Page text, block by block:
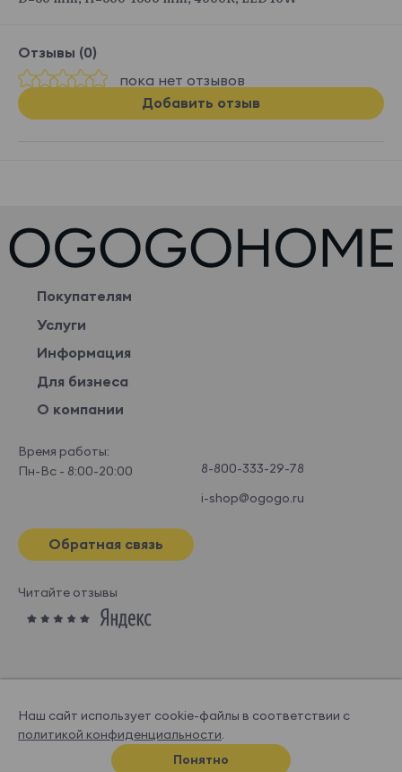
Отзывы (0)
пока нет отзывов
Добавить отзыв
Покупателям
Услуги
Информация
Для бизнеса
О компании
Время работы:
Пн-Вс - 8:00-20:00
8-800-333-29-78
i-shop@ogogo.ru
Обратная связь
Читайте отзывы
© OGOGOHOME, 2026
Спроектировано и нарисовано вСупрематике
Наш сайт использует cookie-файлы в соответствии с
политикой конфиденциальности.
Понятно